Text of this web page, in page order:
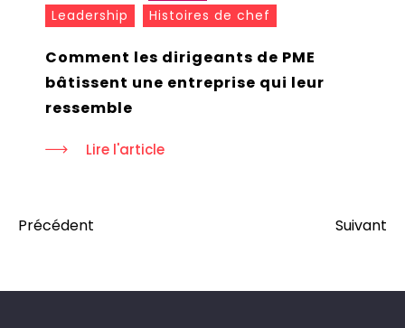
Leadership
Histoires de chef
Comment les dirigeants de PME
bâtissent une entreprise qui leur
ressemble
Lire l'article
Précédent Suivant